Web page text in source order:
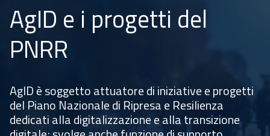
AgID e i progetti del
PNRR
AgID è soggetto attuatore di iniziative e progetti
del Piano Nazionale di Ripresa e Resilienza
dedicati alla digitalizzazione e alla transizione